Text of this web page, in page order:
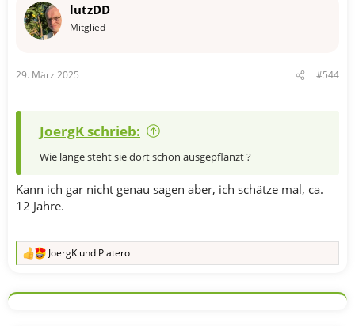
e
n
lutzDD
Mitglied
29. März 2025 #544
JoergK schrieb:
Wie lange steht sie dort schon ausgepflanzt ?
Kann ich gar nicht genau sagen aber, ich schätze mal, ca.
12 Jahre.
R
k
JoergK und Platero